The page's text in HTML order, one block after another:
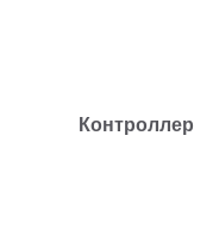
Контроллер